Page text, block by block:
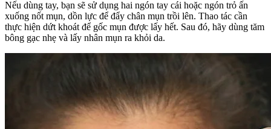
Nếu dùng tay, bạn sẽ sử dụng hai ngón tay cái hoặc ngón trỏ ấn
xuống nốt mụn, dồn lực để đẩy chân mụn trồi lên. Thao tác cần
thực hiện dứt khoát để gốc mụn được lấy hết. Sau đó, hãy dùng tăm
bông gạc nhẹ và lấy nhân mụn ra khỏi da.